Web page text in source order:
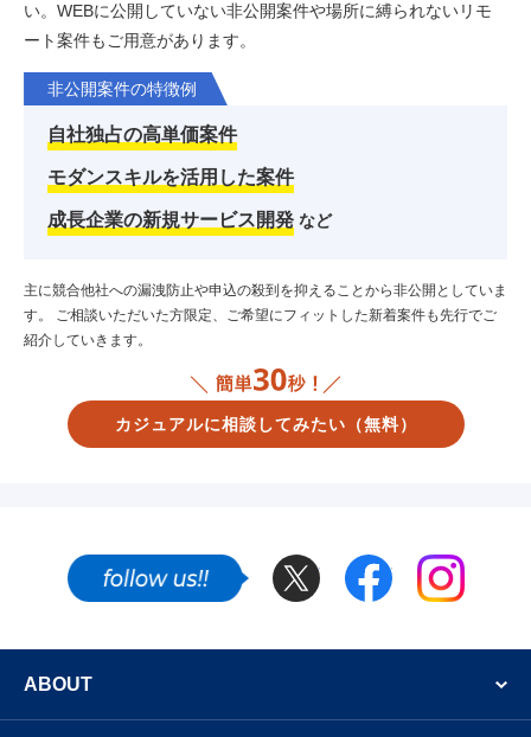
い。 WEBに公開していない非公開案件や場所に縛られないリモ
ート案件もご用意があります。
非公開案件の特徴例
自社独占の高単価案件
モダンスキルを活用した案件
成長企業の新規サービス開発 など
主に競合他社への漏洩防止や申込の殺到を抑えることから非公開としていま
す。 ご相談いただいた方限定、ご希望にフィットした新着案件も先行でご
紹介していきます。
カジュアルに相談してみたい （無料）
Twitter Facebook Instagram
ABOUT